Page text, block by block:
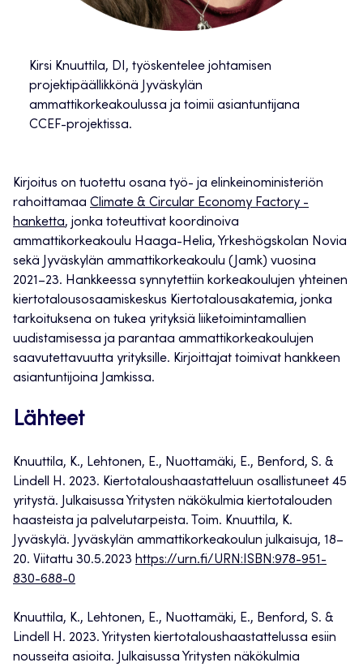
Kirsi Knuuttila, DI, työskentelee johtamisen
projektipäällikkönä Jyväskylän
ammattikorkeakoulussa ja toimii asiantuntijana
CCEF-projektissa.
Kirjoitus on tuotettu osana työ- ja elinkeinoministeriön
rahoittamaa Climate & Circular Economy Factory -
hanketta, jonka toteuttivat koordinoiva
ammattikorkeakoulu Haaga-Helia, Yrkeshögskolan Novia
sekä Jyväskylän ammattikorkeakoulu (Jamk) vuosina
2021–23. Hankkeessa synnytettiin korkeakoulujen yhteinen
kiertotalousosaamiskeskus Kiertotalousakatemia, jonka
tarkoituksena on tukea yrityksiä liiketoimintamallien
uudistamisessa ja parantaa ammattikorkeakoulujen
saavutettavuutta yrityksille. Kirjoittajat toimivat hankkeen
asiantuntijoina Jamkissa.
Lähteet
Knuuttila, K., Lehtonen, E., Nuottamäki, E., Benford, S. &
Lindell H. 2023. Kiertotaloushaastatteluun osallistuneet 45
yritystä. Julkaisussa Yritysten näkökulmia kiertotalouden
haasteista ja palvelutarpeista. Toim. Knuuttila, K.
Jyväskylä. Jyväskylän ammattikorkeakoulun julkaisuja, 18–
20. Viitattu 30.5.2023 https://urn.fi/URN:ISBN:978-951-
830-688-0
Knuuttila, K., Lehtonen, E., Nuottamäki, E., Benford, S. &
Lindell H. 2023. Yritysten kiertotaloushaastattelussa esiin
nousseita asioita. Julkaisussa Yritysten näkökulmia